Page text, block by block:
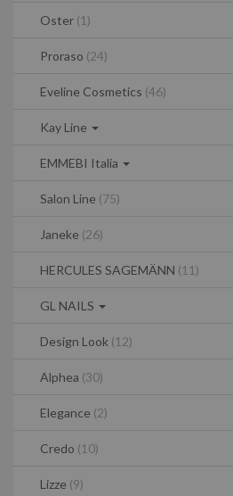
Oster (1)
Proraso (24)
Eveline Cosmetics (46)
Kay Line
EMMEBI Italia
Salon Line (75)
Janeke (26)
HERCULES SAGEMÄNN (11)
GL NAILS
Design Look (12)
Alphea (30)
Elegance (2)
Credo (10)
Lizze (9)